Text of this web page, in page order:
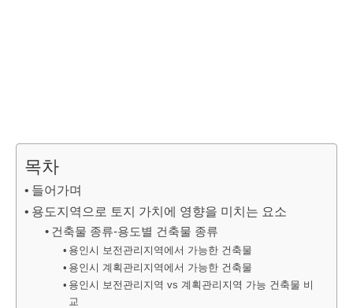
목차
들어가며
용도지역으로 토지 가치에 영향을 미치는 요소
건축물 종류-용도별 건축물 종류
용인시 보전관리지역에서 가능한 건축물
용인시 계획관리지역에서 가능한 건축물
용인시 보전관리지역 vs 계획관리지역 가능 건축물 비
교